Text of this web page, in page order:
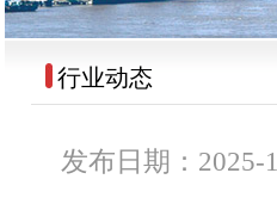
行业动态
发布日期：2025-